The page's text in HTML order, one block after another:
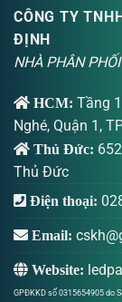
CÔNG TY
ĐỊNH
NHÀ PHÂN
HCM: Tầng
Nghé, Quận 1,
Thủ Đức:
Thủ Đức
Điện thoại:
Email:
Website:
GPĐKKD số 0315654905 do